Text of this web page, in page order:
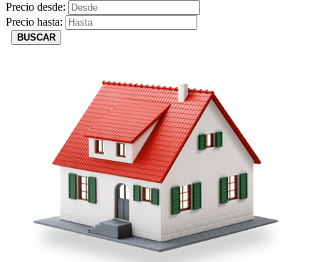
Precio desde:
Precio hasta:
BUSCAR